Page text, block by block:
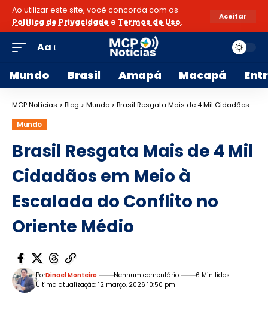
Ao utilizar este site, você concorda com os
Política de Privacidade e Termos de Uso.
Aceitar
Aa
Mundo Brasil Amapá Macapá
MCP Notícias > Blog > Mundo > Brasil Resgata Mais de 4 Mil Cidadãos em Meio à Escalada do Conflito no Oriente Médio
Mundo
Brasil Resgata Mais de 4 Mil
Cidadãos em Meio à
Escalada do Conflito no
Oriente Médio
Última atualização: 12 março, 2026 10:50 pm
PorDinael Monteiro Nenhum comentário 6 Min lidos